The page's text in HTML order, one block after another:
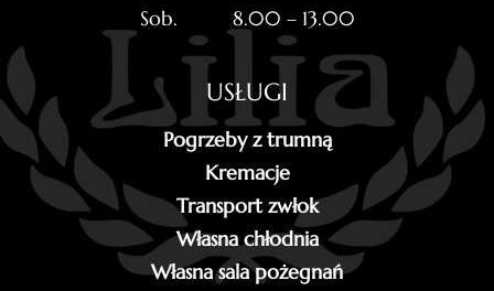
Sob. 8.00 – 13.00
USŁUGI
Pogrzeby z trumną
Kremacje
Transport zwłok
Własna chłodnia
Własna sala pożegnań